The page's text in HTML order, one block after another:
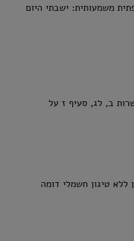
משמעותית: ישבתי היום
ב, לג, סעיף ז על
טיגון חשמלי דומה